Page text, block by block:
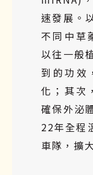
速發展。
不同中草
以往一般
到的功效
化；其次
確保外泌
22年全程
車隊，擴